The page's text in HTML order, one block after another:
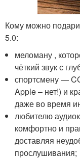
Кому можно
5.0:
меломану ,
чёткий звук с
спортсмену —
Apple – нет!) и
даже во время
любителю
комфортно и
доставляя
прослушивания;